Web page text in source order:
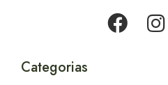
Categorias